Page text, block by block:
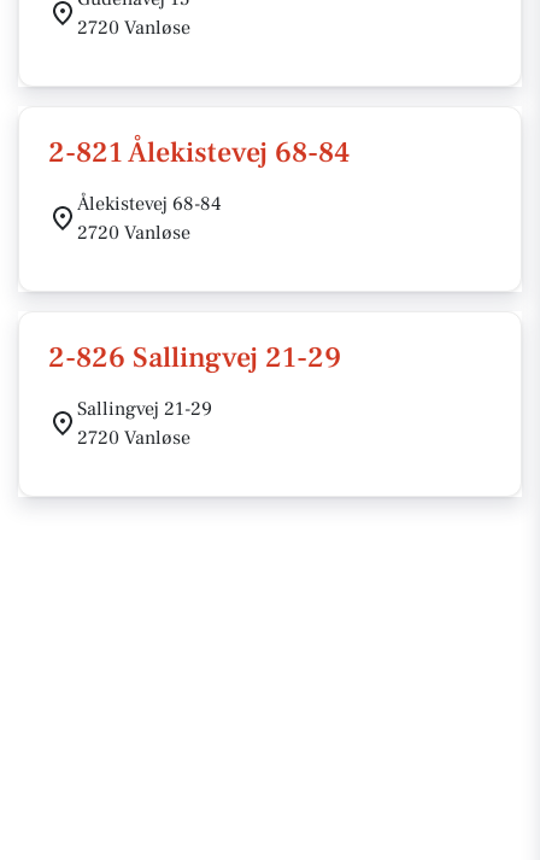
2720 Vanløse
2-821 Ålekistevej 68-84
Ålekistevej 68-84
2720 Vanløse
2-826 Sallingvej 21-29
Sallingvej 21-29
2720 Vanløse